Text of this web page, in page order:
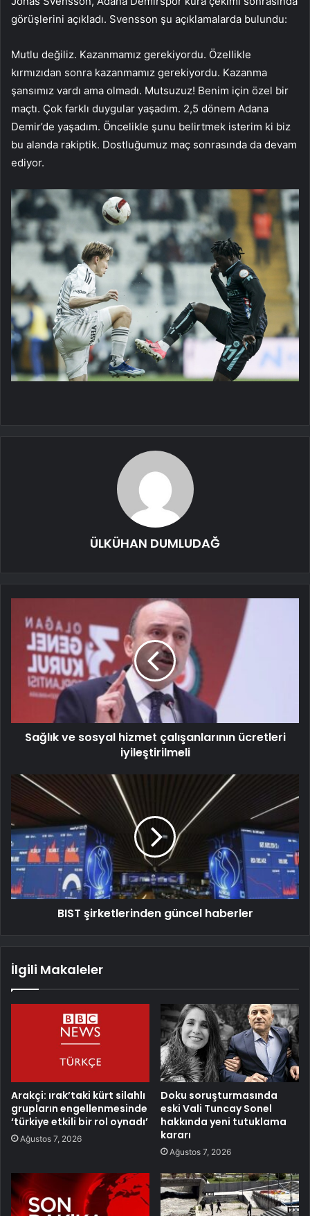
görüşlerini açıkladı. Svensson şu açıklamalarda bulundu:
Mutlu değiliz. Kazanmamız gerekiyordu. Özellikle
kırmızıdan sonra kazanmamız gerekiyordu. Kazanma
şansımız vardı ama olmadı. Mutsuzuz! Benim için özel bir
maçtı. Çok farklı duygular yaşadım. 2,5 dönem Adana
Demir’de yaşadım. Öncelikle şunu belirtmek isterim ki biz
bu alanda rakiptik. Dostluğumuz maç sonrasında da devam
ediyor.
ÜLKÜHAN DUMLUDAĞ
Sağlık ve sosyal hizmet çalışanlarının ücretleri
iyileştirilmeli
BIST şirketlerinden güncel haberler
İlgili Makaleler
Arakçi: ırak’taki kürt silahlı
grupların engellenmesinde
‘türkiye etkili bir rol oynadı’
Ağustos 7, 2026
Doku soruşturmasında
eski Vali Tuncay Sonel
hakkında yeni tutuklama
kararı
Ağustos 7, 2026